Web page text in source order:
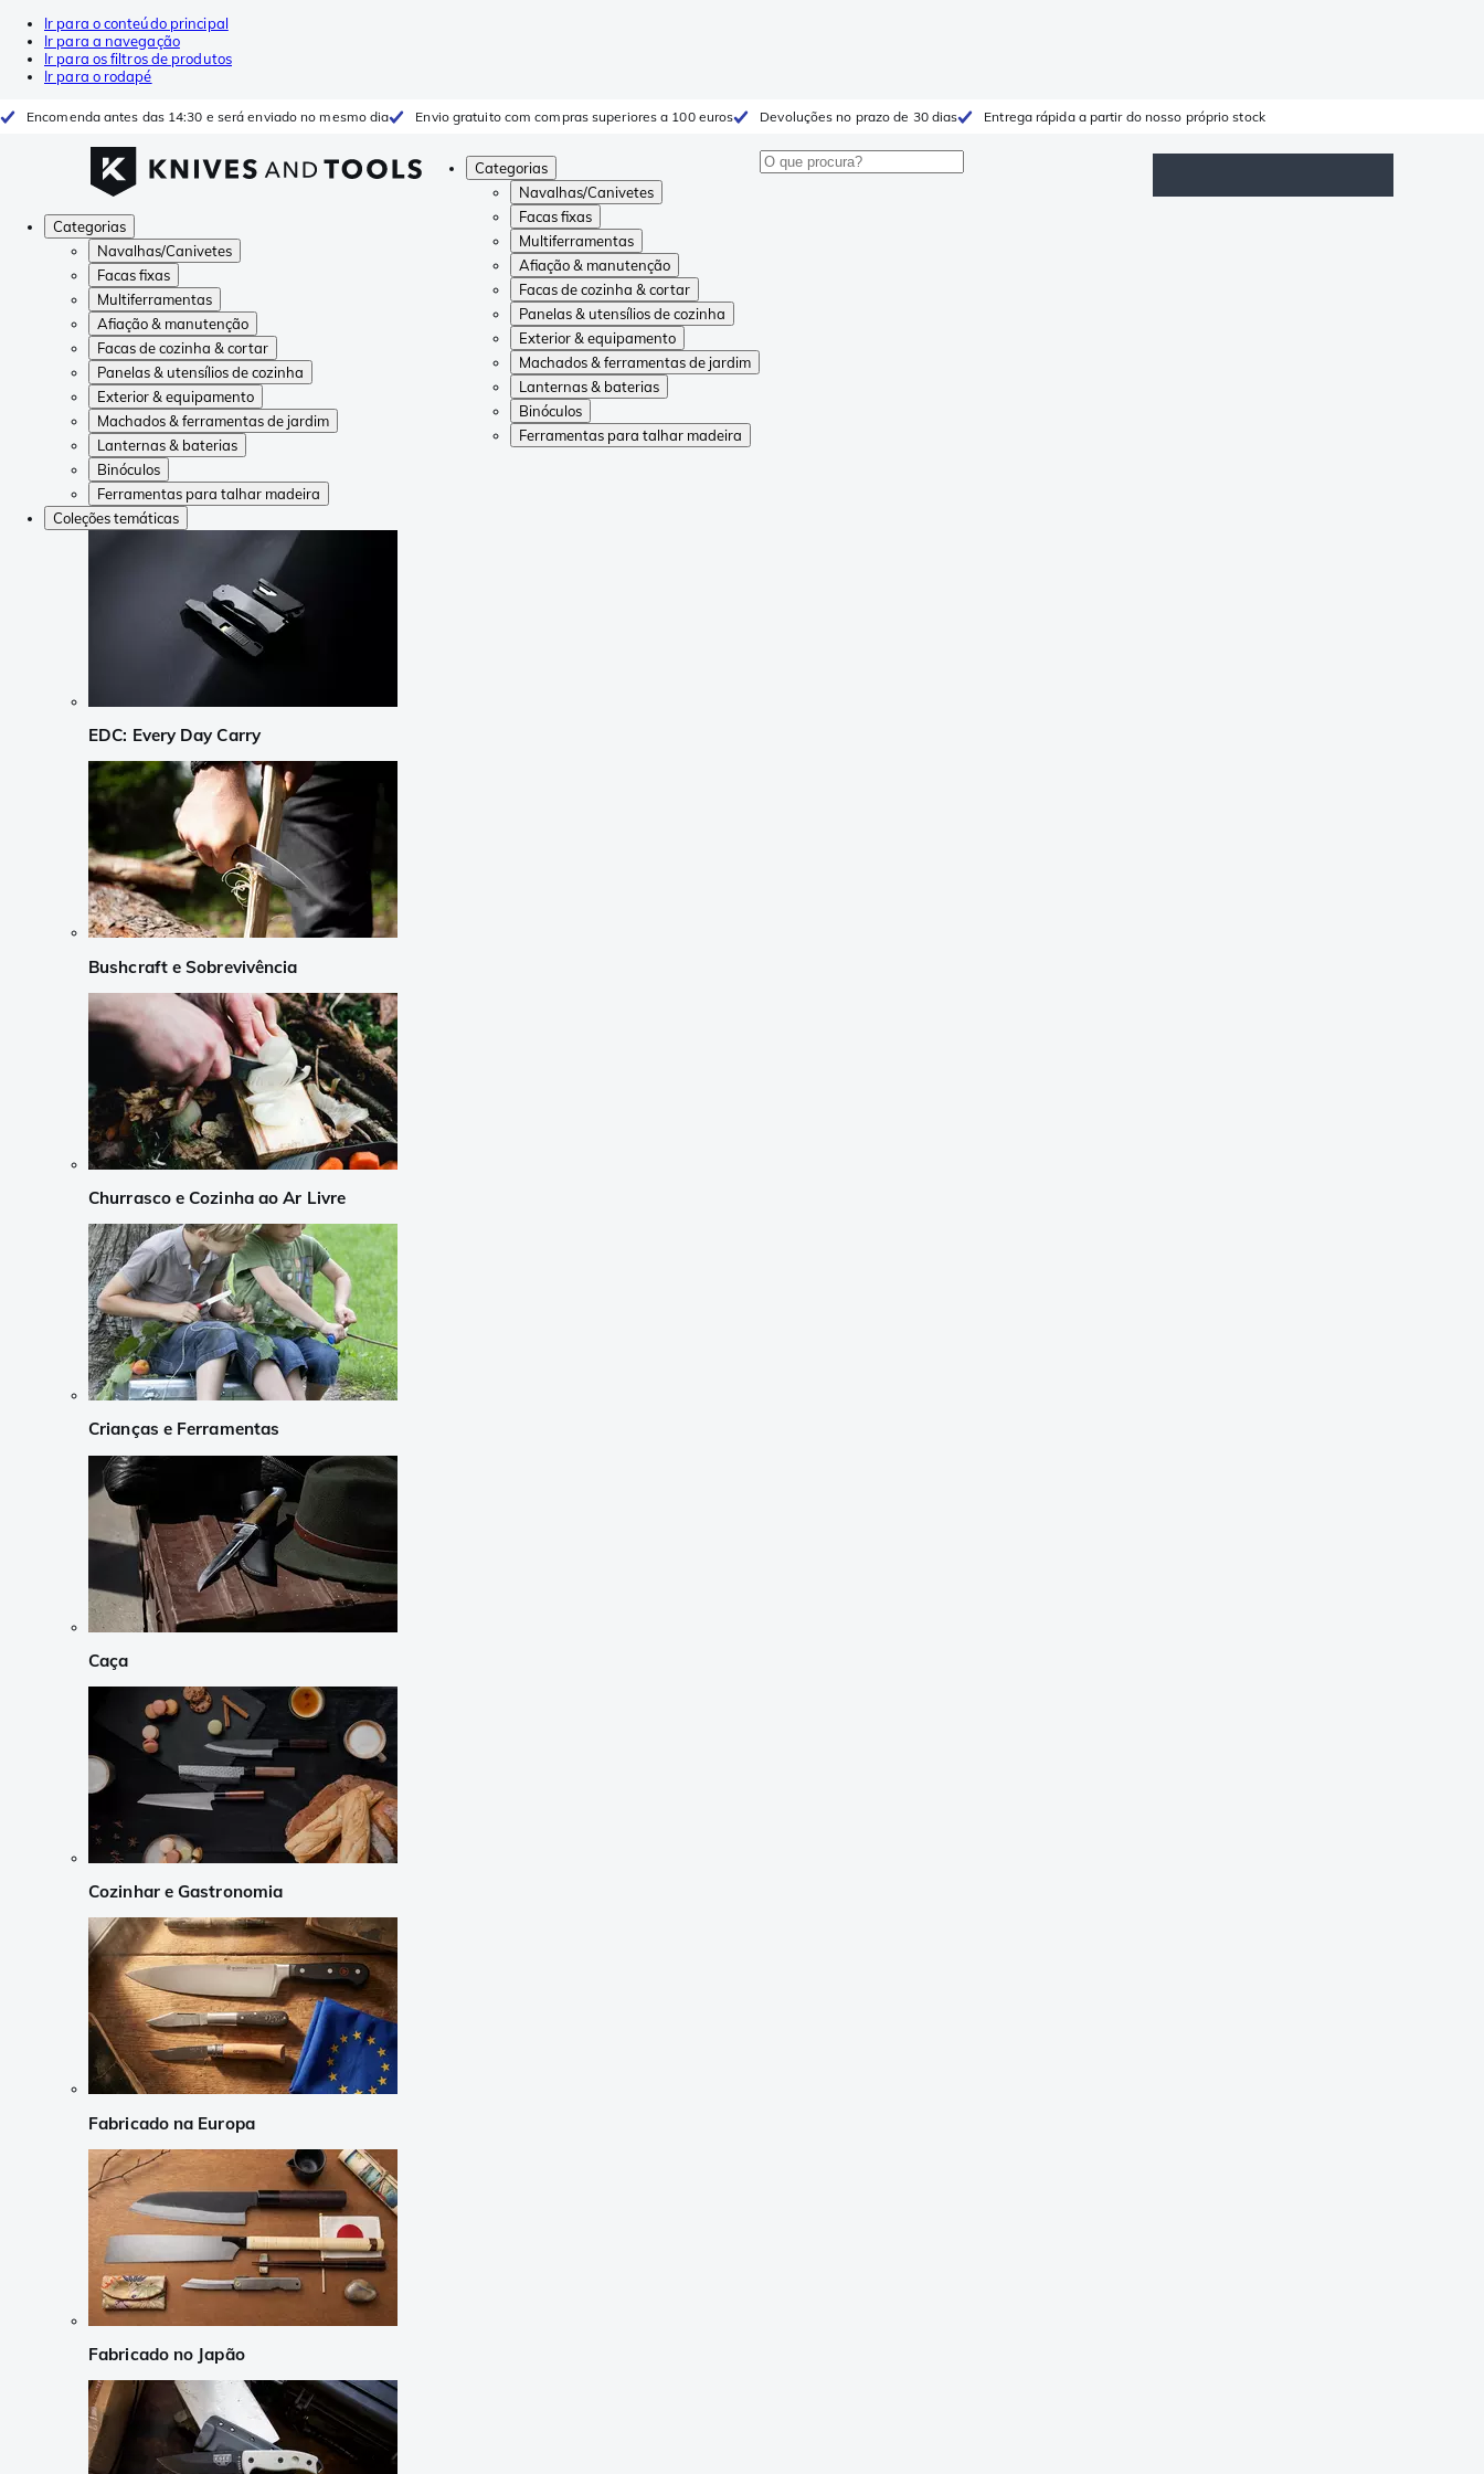
Ir para o conteúdo principal
Ir para a navegação
Ir para os filtros de produtos
Ir para o rodapé
Encomenda antes das 14:30 e será enviado no mesmo dia Envio gratuito com compras superiores a 100 euros Devoluções no prazo de 30 dias Entrega rápida a partir do nosso próprio stock
Categorias
Navalhas/Canivetes
Facas fixas
Multiferramentas
Afiação & manutenção
Facas de cozinha & cortar
Panelas & utensílios de cozinha
Exterior & equipamento
Machados & ferramentas de jardim
Lanternas & baterias
Binóculos
Ferramentas para talhar madeira
Categorias
Navalhas/Canivetes
Facas fixas
Multiferramentas
Afiação & manutenção
Facas de cozinha & cortar
Panelas & utensílios de cozinha
Exterior & equipamento
Machados & ferramentas de jardim
Lanternas & baterias
Binóculos
Ferramentas para talhar madeira
Coleções temáticas
EDC: Every Day Carry
Bushcraft e Sobrevivência
Churrasco e Cozinha ao Ar Livre
Crianças e Ferramentas
Caça
Cozinhar e Gastronomia
Fabricado na Europa
Fabricado no Japão